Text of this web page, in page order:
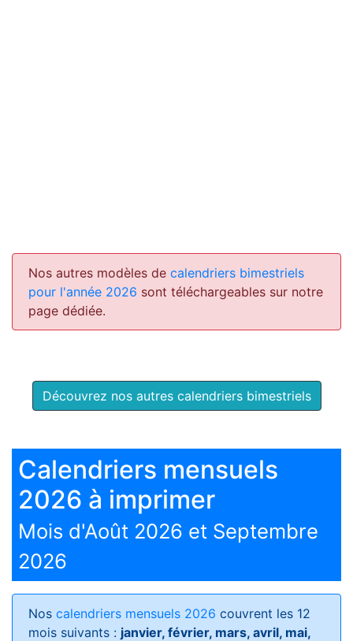
Nos autres modèles de calendriers bimestriels
pour l'année 2026 sont téléchargeables sur notre
page dédiée.
Découvrez nos autres calendriers bimestriels
Calendriers mensuels
2026 à imprimer
Mois d'Août 2026 et Septembre
2026
Nos calendriers mensuels 2026 couvrent les 12
mois suivants : janvier, février, mars, avril, mai,